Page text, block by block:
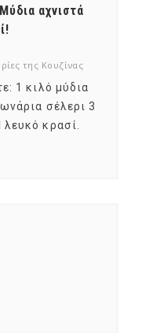
αχνιστά
της Κουζίνας
1 κιλό μύδια
σέλερι 3
κρασί.